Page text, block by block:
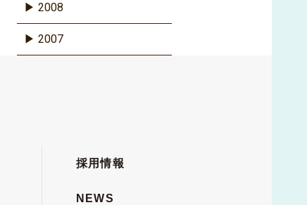
2008
2007
採用情報
NEWS